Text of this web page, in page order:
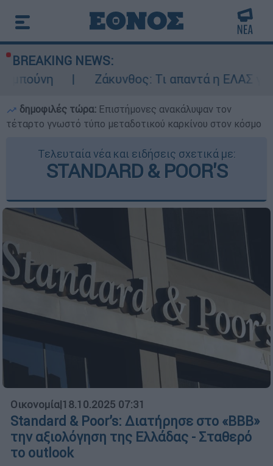
BREAKING NEWS:
Ζάκυνθος: Τι απαντά η ΕΛΑΣ για τους 8
δημοφιλές τώρα: Επιστήμονες ανακάλυψαν τον
τέταρτο γνωστό τύπο μεταδοτικού καρκίνου στον κόσμο
Τελευταία νέα και ειδήσεις σχετικά με:
STANDARD & POOR'S
Οικονομία|18.10.2025 07:31
Standard & Poor’s: Διατήρησε στο «ΒΒΒ»
την αξιολόγηση της Ελλάδας - Σταθερό
το outlook